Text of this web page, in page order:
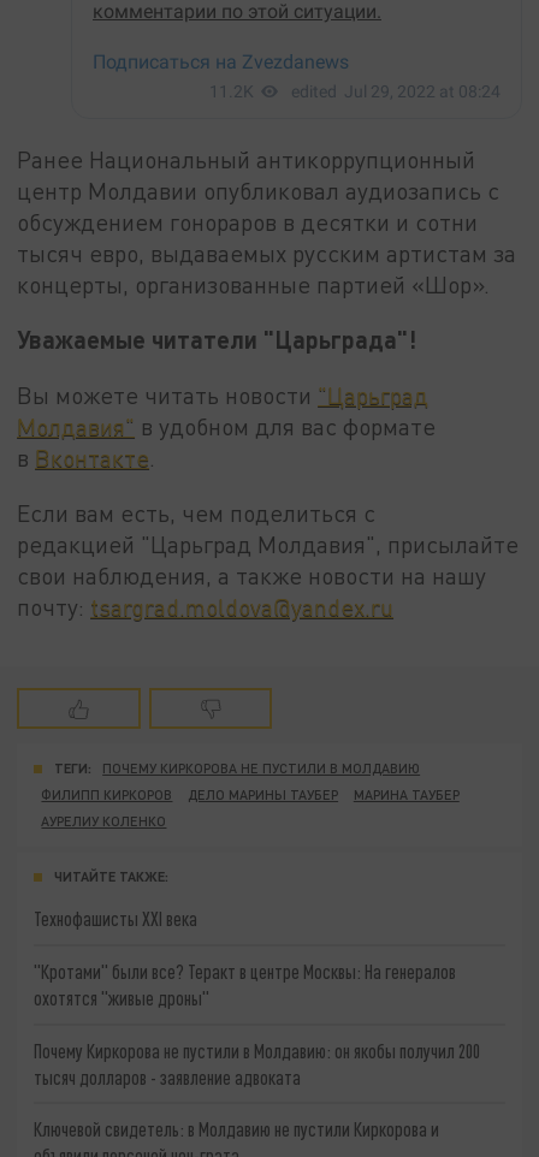
Ранее Национальный антикоррупционный
центр Молдавии опубликовал аудиозапись с
обсуждением гонораров в десятки и сотни
тысяч евро, выдаваемых русским артистам за
концерты, организованные партией «Шор».
Уважаемые читатели "Царьграда"!
Вы можете читать новости "Царьград
Молдавия" в удобном для вас формате
в Вконтакте
Если вам есть, чем поделиться с
редакцией "Царьград Молдавия", присылайте
свои наблюдения, а также новости на нашу
почту: tsargrad.moldova@yandex.ru
ТЕГИ:
ПОЧЕМУ КИРКОРОВА НЕ ПУСТИЛИ В МОЛДАВИЮ
ФИЛИПП КИРКОРОВ
ДЕЛО МАРИНЫ ТАУБЕР
МАРИНА ТАУБЕР
АУРЕЛИУ КОЛЕНКО
ЧИТАЙТЕ ТАКЖЕ:
Технофашисты XXI века
"Кротами" были все? Теракт в центре Москвы: На генералов
охотятся "живые дроны"
Почему Киркорова не пустили в Молдавию: он якобы получил 200
тысяч долларов - заявление адвоката
Ключевой свидетель: в Молдавию не пустили Киркорова и